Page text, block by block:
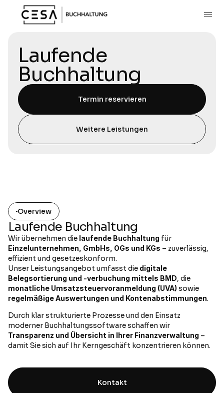
Laufende
Buchhaltung
Termin reservieren
Weitere Leistungen
Overview
Laufende Buchhaltung
Wir übernehmen die laufende Buchhaltung
Einzelunternehmen, GmbHs, OGs und KGs – zuverlässig,
effizient und gesetzeskonform.
Unser Leistungsangebot umfasst die digitale
Belegsortierung und -verbuchung mittels BMD
monatliche Umsatzsteuervoranmeldung (UVA)
regelmäßige Auswertungen und Kontenabstimmungen.
Durch klar strukturierte Prozesse und den Einsatz
Transparenz und Übersicht in Ihrer Finanzverwaltung –
damit Sie sich auf Ihr Kerngeschäft konzentrieren können.
Kontakt